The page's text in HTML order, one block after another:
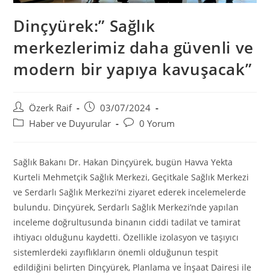
Dinçyürek:” Sağlık
merkezlerimiz daha güvenli ve
modern bir yapıya kavuşacak”
Post
author:
Özerk Raif
Post
published:
03/07/2024
PostHaber ve Duyurular
Post0 Yorum
Sağlık Bakanı Dr. Hakan Dinçyürek, bugün Havva Yekta
Kurteli Mehmetçik Sağlık Merkezi, Geçitkale Sağlık Merkezi
ve Serdarlı Sağlık Merkezi’ni ziyaret ederek incelemelerde
bulundu. Dinçyürek, Serdarlı Sağlık Merkezi’nde yapılan
inceleme doğrultusunda binanın ciddi tadilat ve tamirat
ihtiyacı olduğunu kaydetti. Özellikle izolasyon ve taşıyıcı
sistemlerdeki zayıflıkların önemli olduğunun tespit
edildiğini belirten Dinçyürek, Planlama ve İnşaat Dairesi ile